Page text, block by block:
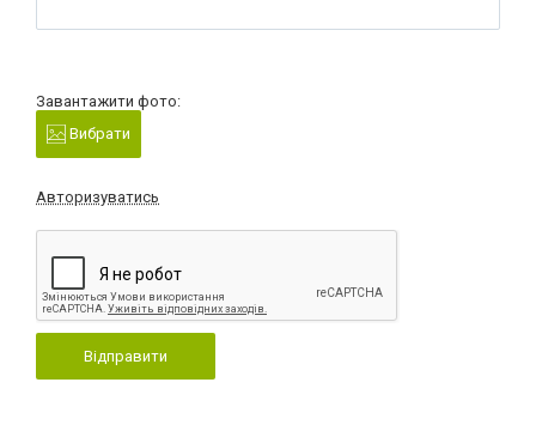
Завантажити фото:
Вибрати
Авторизуватись
Відправити